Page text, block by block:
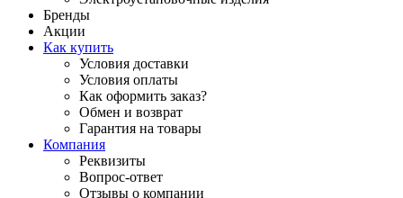
Бренды
Акции
Как купить
Условия доставки
Условия оплаты
Как оформить заказ?
Обмен и возврат
Гарантия на товары
Компания
Реквизиты
Вопрос-ответ
Отзывы о компании